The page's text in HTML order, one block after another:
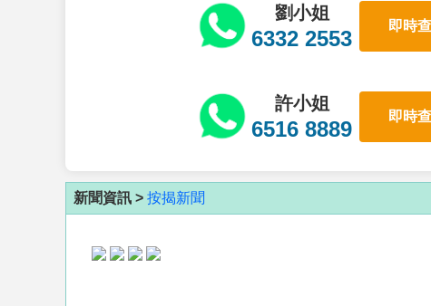
劉小姐
6332 2553
即時
許小姐
6516 8889
即時
新聞資訊 > 按揭新聞